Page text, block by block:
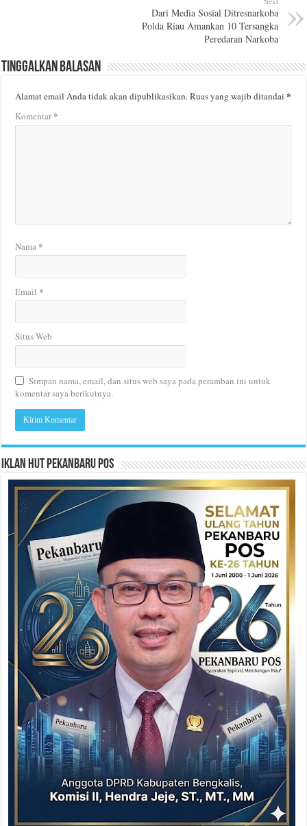
Dari Media Sosial Ditresnarkoba
Polda Riau Amankan 10 Tersangka
Peredaran Narkoba
Tinggalkan Balasan
Alamat email Anda tidak akan dipublikasikan.Ruas yang wajib ditandai*
Komentar*
Nama *
Email *
Situs Web
Simpan nama, email, dan situs web saya pada peramban ini untuk
komentar saya berikutnya.
Iklan HUT Pekanbaru Pos